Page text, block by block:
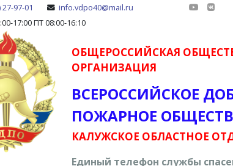
27-97-01
info.vdpo40@mail.ru
17:00 ПТ 08:00-16:10
ОБЩЕРОССИЙСКАЯ
ОРГАНИЗАЦИЯ
ВСЕРОССИЙСКОЕ
ПОЖАРНОЕ
КАЛУЖСКОЕ ОБЛАСТНОЕ
Единый телефон службы